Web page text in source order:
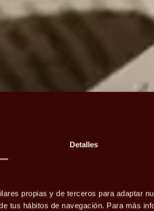
Detalles
propias y de terceros para adaptar
tus hábitos de navegación. Para más